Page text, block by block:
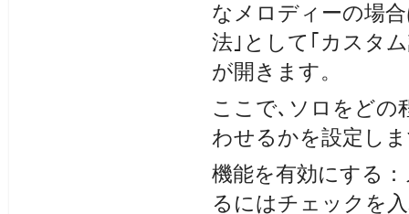
なメロディーの場
法｣として｢カスタ
が開きます。
ここで､ソロをどの
わせるかを設定し
機能を有効にする
るにはチェックを